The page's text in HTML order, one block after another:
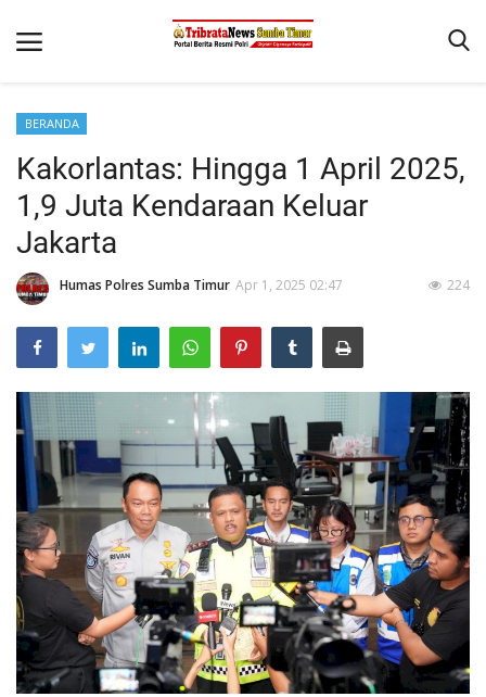
Beranda
Terms & Conditions
Reskrim
Binkam
Giat Ops
Polisi Kita
Mitra Polisi
Lantas
Jurnal Kamtibmas
BERANDA
Kakorlantas: Hingga 1 April 2025,
1,9 Juta Kendaraan Keluar
Jakarta
Humas Polres Sumba Timur Apr 1, 2025 02:47 224